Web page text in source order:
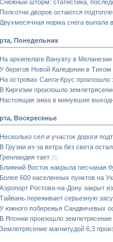
Снежный шторм: статистика,
Полсотни дворов остаются
Двухмесячная норма снега выпала
Понедельник
На архипелаге Вануату в
У берегов Новой Каледонии в
На островах Санта-Крус произошло
В Киргизии произошло
Настоящая зима в минувшие
Воскресенье
Несколько сел и участок дороги
В Грузии из-за ветра без света
Гренландия тает (0)
Ближний Восток накрыла песчаная
Более 600 населенных пунктов на
Аэропорт Ростова-на-Дону закрыт
Тайвань переживает серьезную
У южного побережья Сандвичевых
В Японии произошло
Землетрясение магнитудой 6,3